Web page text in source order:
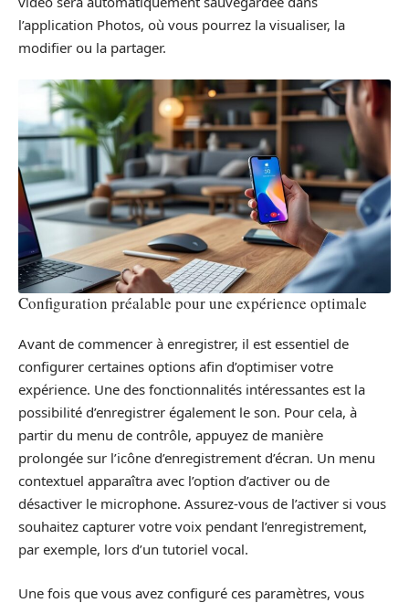
l’application Photos, où vous pourrez la visualiser, la
modifier ou la partager.
Configuration préalable pour une expérience optimale
Avant de commencer à enregistrer, il est essentiel de
configurer certaines options afin d’optimiser votre
expérience. Une des fonctionnalités intéressantes est la
possibilité d’enregistrer également le son. Pour cela, à
partir du menu de contrôle, appuyez de manière
prolongée sur l’icône d’enregistrement d’écran. Un menu
contextuel apparaîtra avec l’option d’activer ou de
désactiver le microphone. Assurez-vous de l’activer si vous
souhaitez capturer votre voix pendant l’enregistrement,
par exemple, lors d’un tutoriel vocal.
Une fois que vous avez configuré ces paramètres, vous